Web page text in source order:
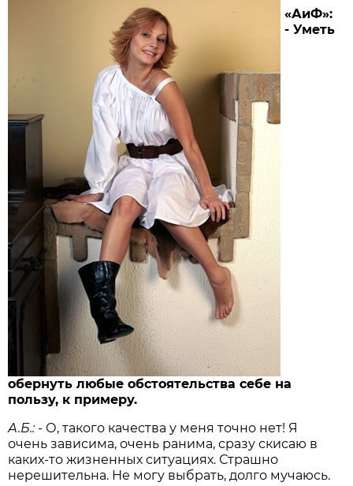
«АиФ»:
- Уметь
обернуть любые обстоятельства себе на
пользу, к примеру.
А.Б.: - О, такого качества у меня точно нет! Я
очень зависима, очень ранима, сразу скисаю в
каких-то жизненных ситуациях. Страшно
нерешительна. Не могу выбрать, долго мучаюсь.